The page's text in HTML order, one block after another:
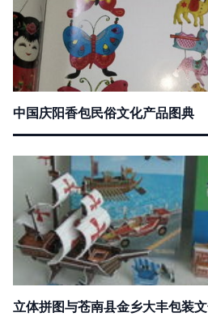
中国庆阳香包民俗文化产品图典
立体拼图与苍南县金乡大丰包装